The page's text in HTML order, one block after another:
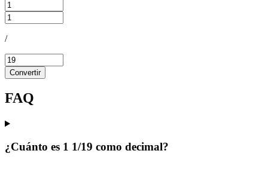
/
Convertir
FAQ
¿Cuánto es 1 1/19 como decimal?